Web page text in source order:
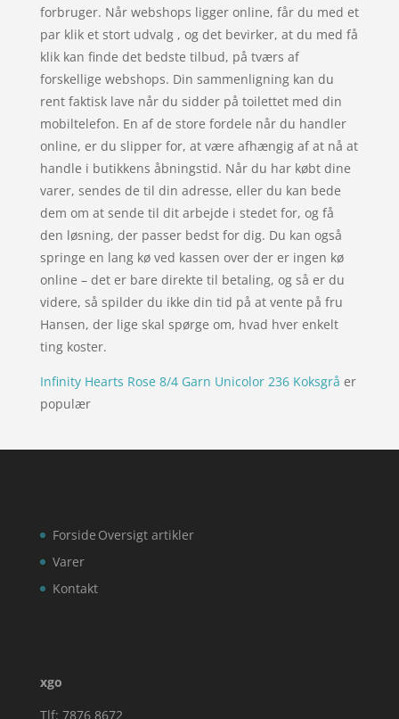
forbruger. Når webshops ligger online, får du med et
par klik et stort udvalg , og det bevirker, at du med få
klik kan finde det bedste tilbud, på tværs af
forskellige webshops. Din sammenligning kan du
rent faktisk lave når du sidder på toilettet med din
mobiltelefon. En af de store fordele når du handler
online, er du slipper for, at være afhængig af at nå at
handle i butikkens åbningstid. Når du har købt dine
varer, sendes de til din adresse, eller du kan bede
dem om at sende til dit arbejde i stedet for, og få
den løsning, der passer bedst for dig. Du kan også
springe en lang kø ved kassen over der er ingen kø
online – det er bare direkte til betaling, og så er du
videre, så spilder du ikke din tid på at vente på fru
Hansen, der lige skal spørge om, hvad hver enkelt
ting koster.
Infinity Hearts Rose 8/4 Garn Unicolor 236 Koksgrå er
populær
Forside
Varer
Kontakt
Oversigt artikler
xgo
Tlf: 7876 8672